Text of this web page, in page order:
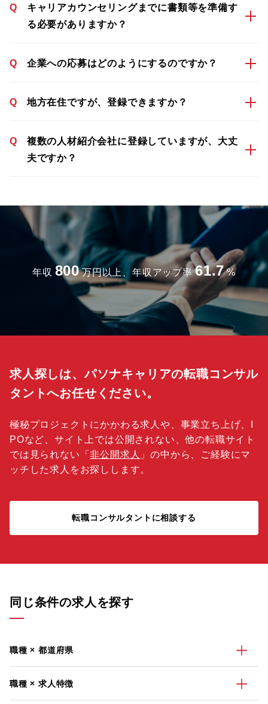
Q
キャリアカウンセリングまでに書類等を準備す
る必要がありますか？
Q 企業への応募はどのようにするのですか？
Q 地方在住ですが、登録できますか？
Q
複数の人材紹介会社に登録していますが、大丈
夫ですか？
年収 800 万円以上、年収アップ率 61.7 %
求人探しは、パソナキャリアの転職コンサル
タントへお任せください。
極秘プロジェクトにかかわる求人や、事業立ち上げ、I
POなど、サイト上では公開されない、他の転職サイト
では見られない「非公開求人 」の中から、ご経験にマ
ッチした求人をお探しします。
転職コンサルタントに相談する
同じ条件の求人を探す
職種 × 都道府県
職種 × 求人特徴